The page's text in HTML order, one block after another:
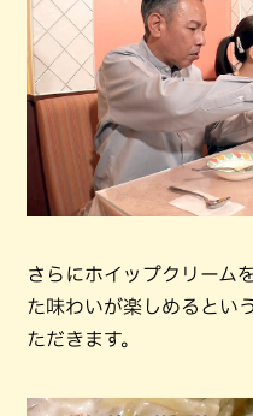
さらにホイップクリーム
た味わいが楽しめるとい
ただきます。